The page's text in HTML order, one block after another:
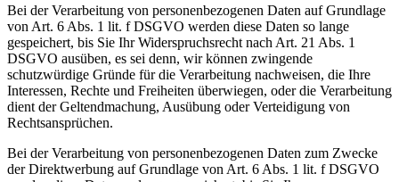
Bei der Verarbeitung von personenbezogenen Daten auf Grundlage
von Art. 6 Abs. 1 lit. f DSGVO werden diese Daten so lange
gespeichert, bis Sie Ihr Widerspruchsrecht nach Art. 21 Abs. 1
DSGVO ausüben, es sei denn, wir können zwingende
schutzwürdige Gründe für die Verarbeitung nachweisen, die Ihre
Interessen, Rechte und Freiheiten überwiegen, oder die Verarbeitung
dient der Geltendmachung, Ausübung oder Verteidigung von
Rechtsansprüchen.
Bei der Verarbeitung von personenbezogenen Daten zum Zwecke
der Direktwerbung auf Grundlage von Art. 6 Abs. 1 lit. f DSGVO